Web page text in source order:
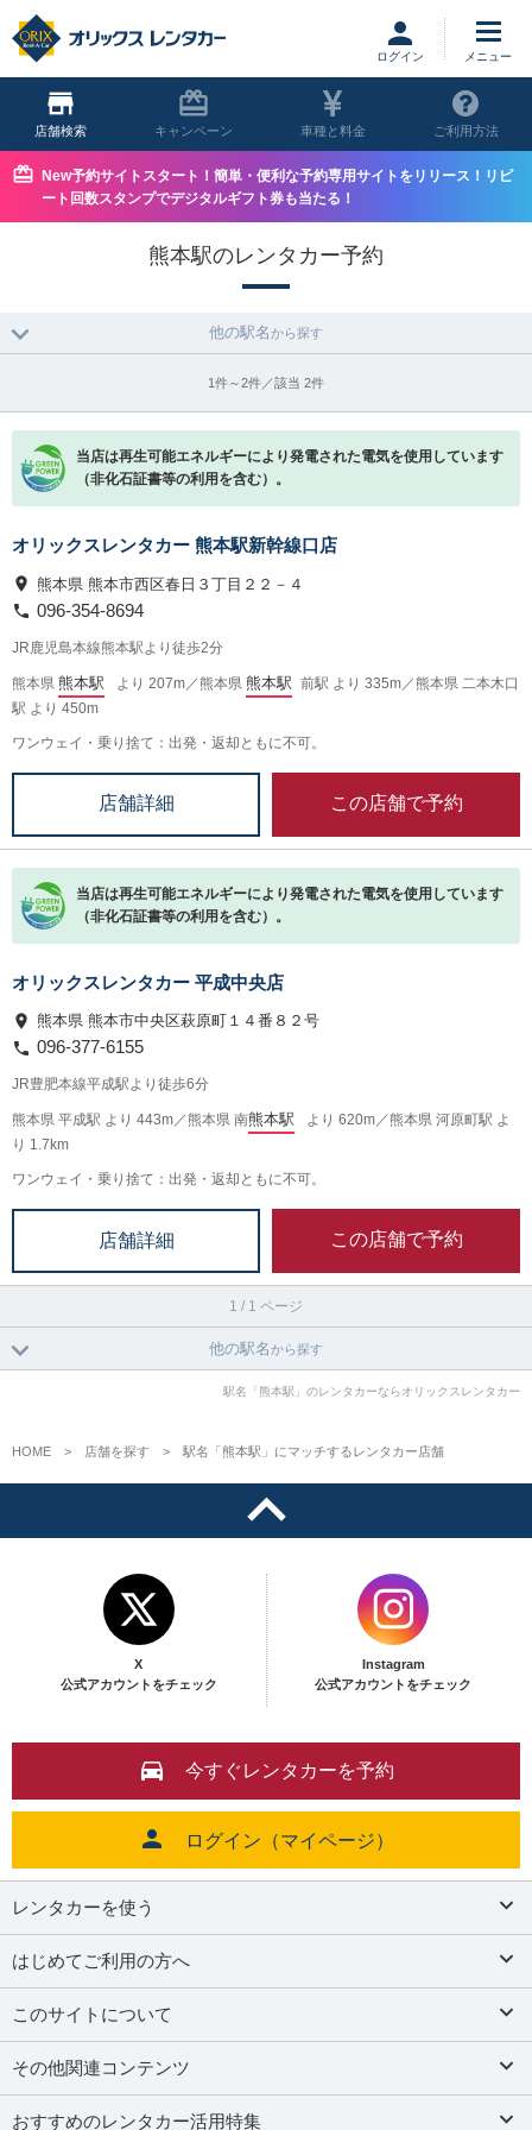
ログイン
店舗 キャンペーン 車種と料金 ご利用方法
New予約サイトスタート！簡単・便利な予約専用サイトをリリース！リピ
ート回数スタンプでデジタルギフト券も当たる！
熊本駅のレンタカー予約
他の駅名から探す
1件～2件／該当 2件
当店は再生可能エネルギーにより発電された電気を使用しています
（非化石証書等の利用を含む）。
オリックスレンタカー 熊本駅新幹線口店
熊本県 熊本市西区春日３丁目２２－４
096-354-8694
JR鹿児島本線熊本駅より徒歩2分
熊本県 熊本駅 より 207m／熊本県 熊本駅 前駅 より 335m／熊本県 二本木口
駅 より 450m
ワンウェイ・乗り捨て：出発・返却ともに不可。
店舗詳細 この店舗で予約
当店は再生可能エネルギーにより発電された電気を使用しています
（非化石証書等の利用を含む）。
オリックスレンタカー 平成中央店
熊本県 熊本市中央区萩原町１４番８２号
096-377-6155
JR豊肥本線平成駅より徒歩6分
熊本県 平成駅 より 443m／熊本県 南熊本駅
より 620m／熊本県 河原町駅 よ
り 1.7km
ワンウェイ・乗り捨て：出発・返却ともに不可。
店舗詳細 この店舗で予約
1 / 1 ページ
他の駅名から探す
駅名「熊本駅」のレンタカーならオリックスレンタカー
HOME 店舗を探す 駅名「熊本駅」にマッチするレンタカー店舗
X
公式アカウントをチェック
Instagram
公式アカウントをチェック
今すぐレンタカーを予約
ログイン（マイページ）
レンタカーを使う
はじめてご利用の方へ
このサイトについて
その他関連コンテンツ
おすすめのレンタカー活用特集